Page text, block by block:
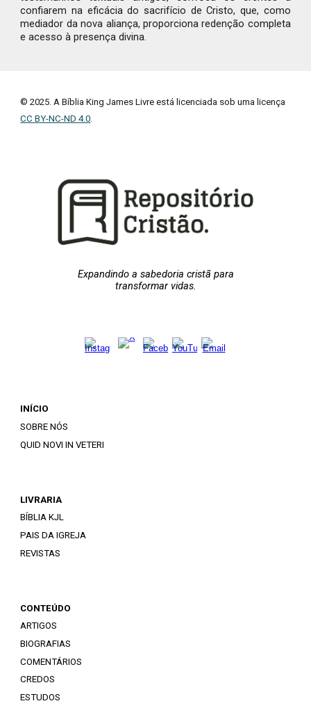
confiarem na eficácia do sacrifício de Cristo, que, como
mediador da nova aliança, proporciona redenção completa
e acesso à presença divina.
© 2025. A Bíblia King James Livre está licenciada sob uma licença
CC BY-NC-ND 4.0.
Expandindo a sabedoria cristã para
transformar vidas.
INÍCIO
SOBRE NÓS
QUID NOVI IN VETERI
LIVRARIA
BÍBLIA KJL
PAIS DA IGREJA
REVISTAS
CONTEÚDO
ARTIGOS
BIOGRAFIAS
COMENTÁRIOS
CREDOS
ESTUDOS